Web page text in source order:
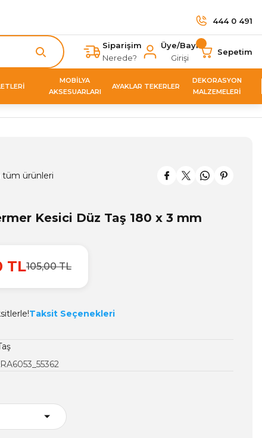
444 0 491
Siparişim
Nerede?
Üye/Bayi
Girişi
Sepetim
MOBİLYA
AKSESUARLARI
AYAKLAR TEKERLER
DEKORASYON
MALZEMELERİ
tüm ürünleri
Kesici Düz Taş 180 x 3 mm
TL105,00 TL
Taksit Seçenekleri